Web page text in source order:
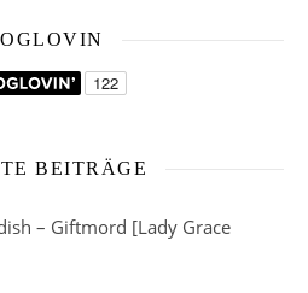
BEITRÄGE
– Giftmord [Lady Grace